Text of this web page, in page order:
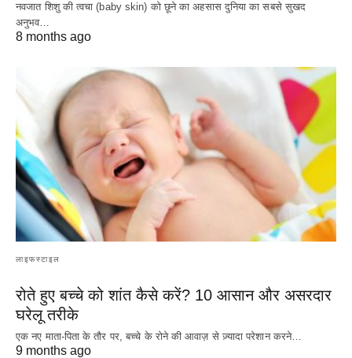
नवजात शिशु की त्वचा (baby skin) को छूने का अहसास दुनिया का सबसे सुखद
अनुभव…
8 months ago
लाइफस्टाइल
रोते हुए बच्चे को शांत कैसे करें? 10 आसान और असरदार
घरेलू तरीके
एक नए माता-पिता के तौर पर, बच्चे के रोने की आवाज़ से ज़्यादा परेशान करने…
9 months ago